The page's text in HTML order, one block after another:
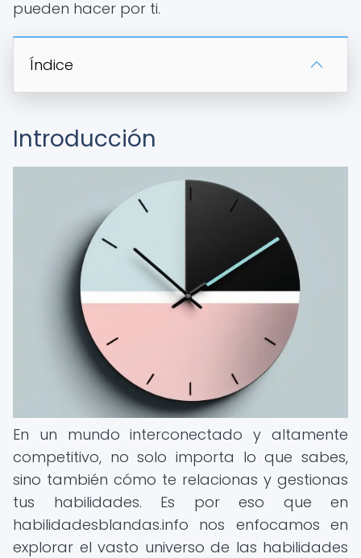
pueden hacer por ti.
Índice
Introducción
En un mundo interconectado y altamente
competitivo, no solo importa lo que sabes,
sino también cómo te relacionas y gestionas
tus habilidades. Es por eso que en
habilidadesblandas.info nos enfocamos en
explorar el vasto universo de las habilidades